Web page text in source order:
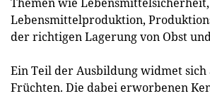
Lebensmittelproduktion,
der richtigen Lagerung von Obst
Ein Teil der Ausbildung widmet sich
Früchten. Die dabei erworbenen